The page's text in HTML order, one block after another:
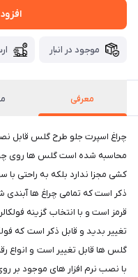
موجود در انبار
معرفی
محاسبه شده است گلس ها روی
کشی مجزا ندارد بلکه به راحتی
ذکر است که تمامی چراغ ها
قرمز است و با انتخاب گزینه
تغییر بدید و قابل ذکر است که
گلس ها قابل تغییر است و انواع
با نصب نرم افزار های موجود بر